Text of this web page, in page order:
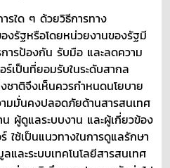
ใด ๆ ด้วยวิธีการทาง
รัฐหรือโดยหน่วยงานของรัฐมี
รป้องกัน รับมือ และลดความ
ร์เป็นที่ยอมรับในระดับสากล
าติจึงเห็นควรกำหนดนโยบาย
มมั่นคงปลอดภัยด้านสารสนเทศ
น ผู้ดูแลระบบงาน และผู้เกี่ยวข้อง
ใช้เป็นแนวทางในการดูแลรักษา
ละระบบเทคโนโลยีสารสนเทศ